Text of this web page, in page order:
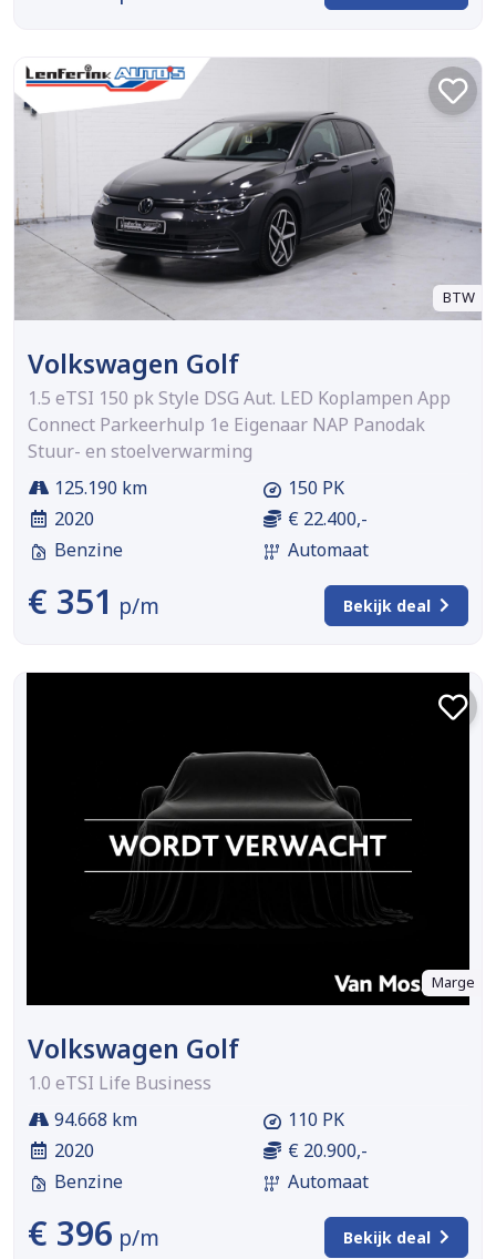
BTW
Volkswagen Golf
1.5 eTSI 150 pk Style DSG Aut. LED Koplampen App
Connect Parkeerhulp 1e Eigenaar NAP Panodak
Stuur- en stoelverwarming
125.190 km
2020
Benzine
150 PK
€ 22.400,-
Automaat
€ 351 p/m Bekijk deal
Marge
Volkswagen Golf
1.0 eTSI Life Business
94.668 km
2020
Benzine
110 PK
€ 20.900,-
Automaat
€ 396 p/m Bekijk deal